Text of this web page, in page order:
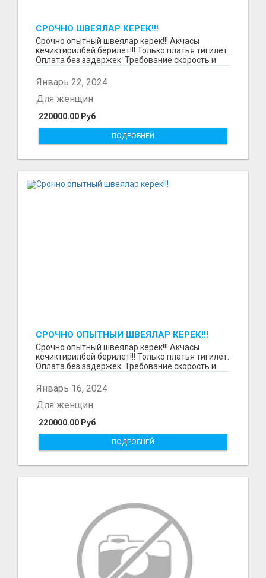
СРОЧНО ШВЕЯЛАР КЕРЕК!!!
Срочно опытный швеялар керек!!! Акчасы
кечиктирилбей берилет!!! Только платья тигилет.
Оплата без задержек. Требование скорость и
Январь 22, 2024
220000.00 Руб
Для женщин
ПОДРОБНЕЙ
СРОЧНО ОПЫТНЫЙ ШВЕЯЛАР КЕРЕК!!!
Срочно опытный швеялар керек!!! Акчасы
кечиктирилбей берилет!!! Только платья тигилет.
Оплата без задержек. Требование скорость и
Январь 16, 2024
220000.00 Руб
Для женщин
ПОДРОБНЕЙ